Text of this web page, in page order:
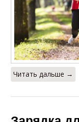
Читать дальше →